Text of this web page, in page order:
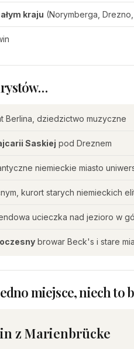
kraju (Norymberga,
Berlina, dziedzictwo muzyczne
Saskiej pod Dreznem
niemieckie miasto
kurort starych niemieckich
ucieczka nad jezioro w
browar Beck's i stare
miejsce, niech to
z Marienbrücke